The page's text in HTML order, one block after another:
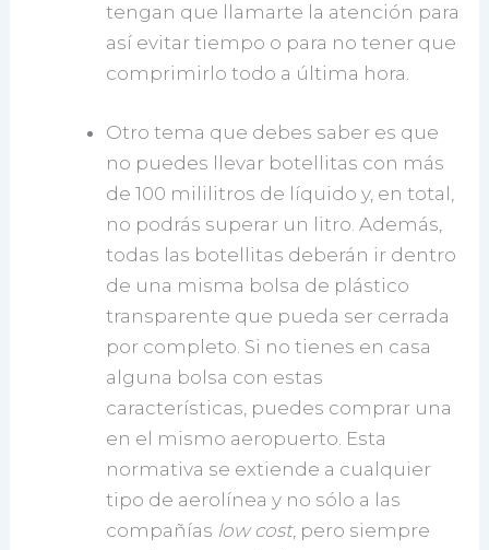
tengan que llamarte la atención para
así evitar tiempo o para no tener que
comprimirlo todo a última hora.
Otro tema que debes saber es que
no puedes llevar botellitas con más
de 100 mililitros de líquido y, en total,
no podrás superar un litro. Además,
todas las botellitas deberán ir dentro
de una misma bolsa de plástico
transparente que pueda ser cerrada
por completo. Si no tienes en casa
alguna bolsa con estas
características, puedes comprar una
en el mismo aeropuerto. Esta
normativa se extiende a cualquier
tipo de aerolínea y no sólo a las
compañías low cost, pero siempre